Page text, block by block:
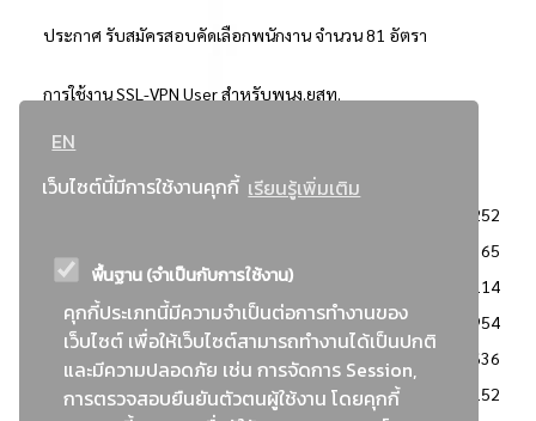
EN
เว็บไซต์นี้มีการใช้งานคุกกี้ เรียนรู้เพิ่มเติม
พื้นฐาน (จำเป็นกับการใช้งาน)
คุกกี้ประเภทนี้มีความจำเป็นต่อการทำงานของ
เว็บไซต์ เพื่อให้เว็บไซต์สามารถทำงานได้เป็นปกติ
และมีความปลอดภัย เช่น การจัดการ Session,
การตรวจสอบยืนยันตัวตนผู้ใช้งาน โดยคุกกี้
ประกาศ รับสมัครสอบคัดเลือกพนักงาน จำนวน 81 อัตรา
การใช้งาน SSL-VPN User สำหรับพนง.ยสท.
..ยอดนิยม..
3252
2365
: วิธีเฉพาะเจาะจง
2114
ข่าวสาร/ประกาศ
1954
: เอกสารส่งเสริมความโปร่งใสในการจัดซื้อจัดจ้าง
1636
ข่าวสารจัดซื้อจัดจ้าง
1152